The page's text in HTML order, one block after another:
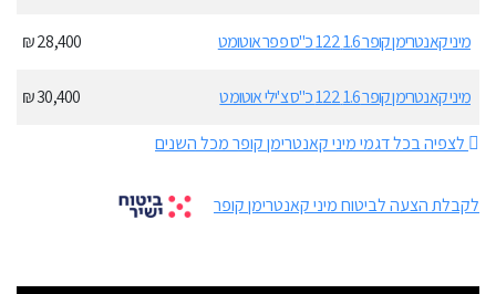
מיני קאנטרימן קופר 1.6 122 כ"ס פפר אוטומט 28,400 ₪
מיני קאנטרימן קופר 1.6 122 כ"ס צ'ילי אוטומט
30,400 ₪
לצפיה בכל דגמי מיני קאנטרימן קופר מכל השנים
לקבלת הצעה לביטוח מיני קאנטרימן קופר